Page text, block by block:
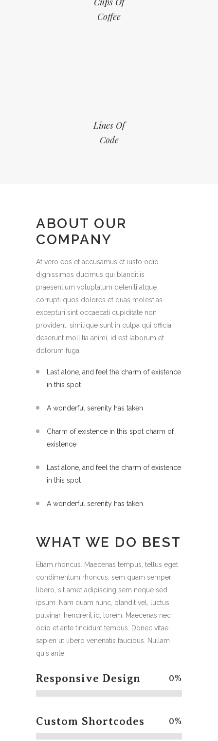
Coffee
Lines Of
Code
ABOUT OUR
COMPANY
At vero eos et accusamus et iusto odio
dignissimos ducimus qui blanditiis
praesentium voluptatum deleniti atque
corrupti quos dolores et quas molestias
excepturi sint occaecati cupiditate non
provident, similique sunt in culpa qui officia
deserunt mollitia animi, id est laborum et
dolorum fuga.
Last alone, and feel the charm of existence
in this spot
A wonderful serenity has taken
Charm of existence in this spot charm of
existence
Last alone, and feel the charm of existence
in this spot
A wonderful serenity has taken
WHAT WE DO BEST
Etiam rhoncus. Maecenas tempus, tellus eget
condimentum rhoncus, sem quam semper
libero, sit amet adipiscing sem neque sed
ipsum. Nam quam nunc, blandit vel, luctus
pulvinar, hendrerit id, lorem. Maecenas nec
odio et ante tincidunt tempus. Donec vitae
sapien ut libero venenatis faucibus. Nullam
quis ante.
Responsive Design 0%
Custom Shortcodes 0%